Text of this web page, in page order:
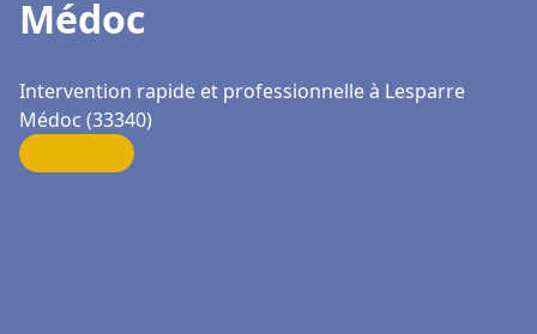
Médoc
Intervention rapide et professionnelle à Lesparre
Médoc (33340)